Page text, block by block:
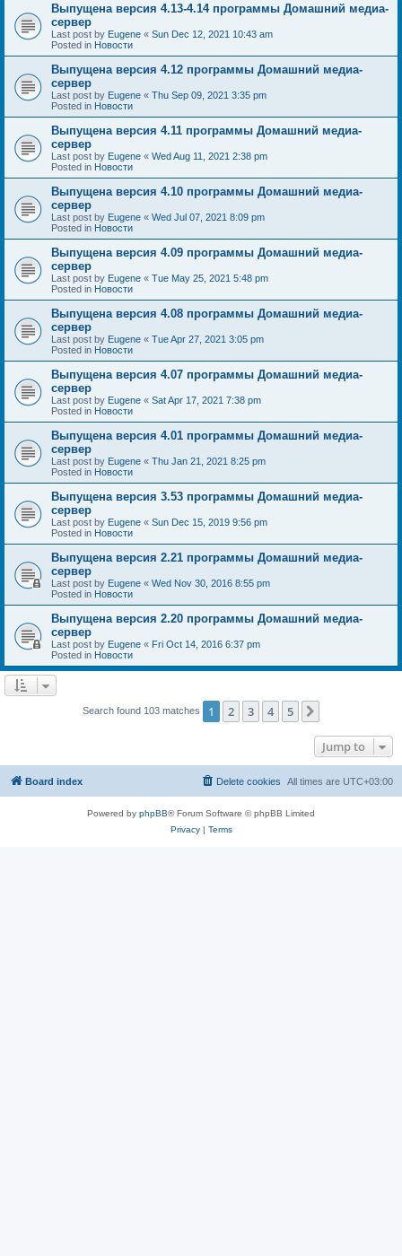
Выпущена версия 4.13-4.14 программы Домашний медиа-
сервер
Last post by Eugene « Sun Dec 12, 2021 10:43 am
Posted in Новости
Выпущена версия 4.12 программы Домашний медиа-
сервер
Last post by Eugene « Thu Sep 09, 2021 3:35 pm
Posted in Новости
Выпущена версия 4.11 программы Домашний медиа-
сервер
Last post by Eugene « Wed Aug 11, 2021 2:38 pm
Posted in Новости
Выпущена версия 4.10 программы Домашний медиа-
сервер
Last post by Eugene « Wed Jul 07, 2021 8:09 pm
Posted in Новости
Выпущена версия 4.09 программы Домашний медиа-
сервер
Last post by Eugene « Tue May 25, 2021 5:48 pm
Posted in Новости
Выпущена версия 4.08 программы Домашний медиа-
сервер
Last post by Eugene « Tue Apr 27, 2021 3:05 pm
Posted in Новости
Выпущена версия 4.07 программы Домашний медиа-
сервер
Last post by Eugene « Sat Apr 17, 2021 7:38 pm
Posted in Новости
Выпущена версия 4.01 программы Домашний медиа-
сервер
Last post by Eugene « Thu Jan 21, 2021 8:25 pm
Posted in Новости
Выпущена версия 3.53 программы Домашний медиа-
сервер
Last post by Eugene « Sun Dec 15, 2019 9:56 pm
Posted in Новости
Выпущена версия 2.21 программы Домашний медиа-
сервер
Last post by Eugene « Wed Nov 30, 2016 8:55 pm
Posted in Новости
Выпущена версия 2.20 программы Домашний медиа-
сервер
Last post by Eugene « Fri Oct 14, 2016 6:37 pm
Posted in Новости
Search found 103 matches 1 2 3 4 5
Jump to
Board index All times are UTC+03:00
Delete cookies
Powered by phpBB® Forum Software © phpBB Limited
Privacy| Terms